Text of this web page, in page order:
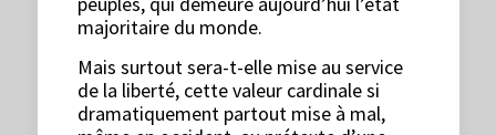
majoritaire du monde.
Mais surtout sera-t-elle mise au service
de la liberté, cette valeur cardinale si
dramatiquement partout mise à mal,